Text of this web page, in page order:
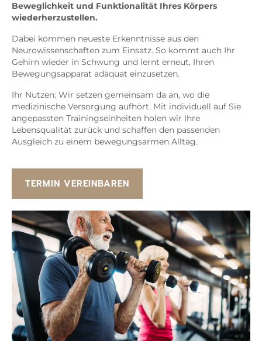
Beweglichkeit und Funktionalität Ihres Körpers
wiederherzustellen.
Dabei kommen neueste Erkenntnisse aus den
Neurowissenschaften zum Einsatz. So kommt auch Ihr
Gehirn wieder in Schwung und lernt erneut, Ihren
Bewegungsapparat adäquat einzusetzen.
Ihr Nutzen: Wir setzen gemeinsam da an, wo die
medizinische Versorgung aufhört. Mit individuell auf Sie
angepassten Trainingseinheiten holen wir Ihre
Lebensqualität zurück und schaffen den passenden
Ausgleich zu einem bewegungsarmen Alltag.
TERMIN VEREINBAREN